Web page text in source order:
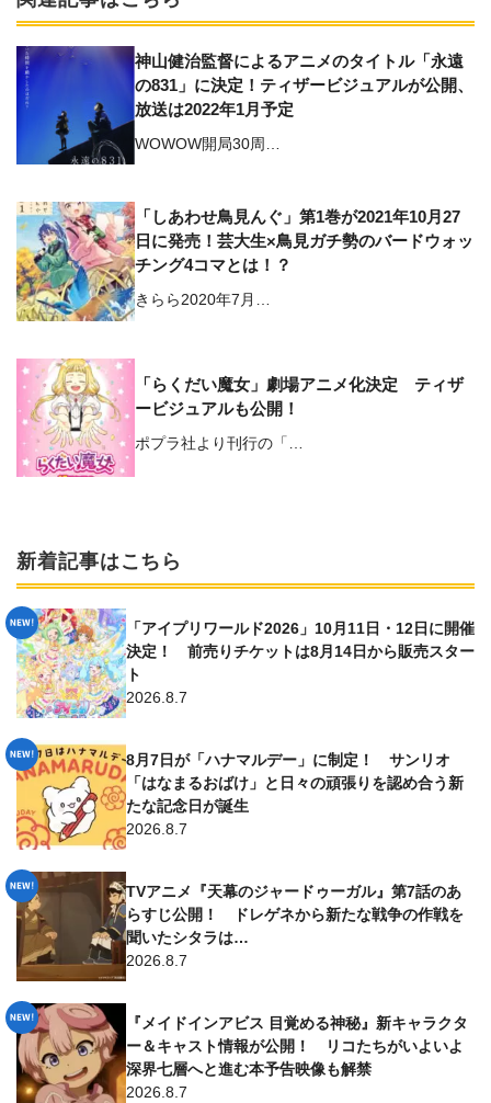
神山健治監督によるアニメのタイトル「永遠
の831」に決定！ティザービジュアルが公開、
放送は2022年1月予定
WOWOW開局30周…
「しあわせ鳥見んぐ」第1巻が2021年10月27
日に発売！芸大生×鳥見ガチ勢のバードウォッ
チング4コマとは！？
きらら2020年7月…
「らくだい魔女」劇場アニメ化決定 ティザ
ービジュアルも公開！
ポプラ社より刊行の「…
新着記事はこちら
「アイプリワールド2026」10月11日・12日に開催
決定！ 前売りチケットは8月14日から販売スター
ト
2026.8.7
8月7日が「ハナマルデー」に制定！ サンリオ
「はなまるおばけ」と日々の頑張りを認め合う新
たな記念日が誕生
2026.8.7
TVアニメ『天幕のジャードゥーガル』第7話のあ
らすじ公開！ ドレゲネから新たな戦争の作戦を
聞いたシタラは…
2026.8.7
『メイドインアビス 目覚める神秘』新キャラクタ
ー＆キャスト情報が公開！ リコたちがいよいよ
深界七層へと進む本予告映像も解禁
2026.8.7